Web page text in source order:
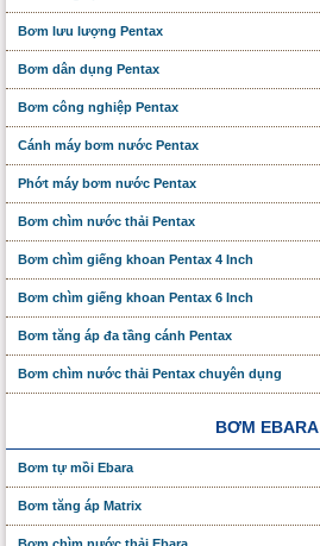
Bơm lưu lượng Pentax
Bơm dân dụng Pentax
Bơm công nghiệp Pentax
Cánh máy bơm nước Pentax
Phớt máy bơm nước Pentax
Bơm chìm nước thải Pentax
Bơm chìm giếng khoan Pentax 4 Inch
Bơm chìm giếng khoan Pentax 6 Inch
Bơm tăng áp đa tầng cánh Pentax
Bơm chìm nước thải Pentax chuyên dụng
BƠM EBARA
Bơm tự mồi Ebara
Bơm tăng áp Matrix